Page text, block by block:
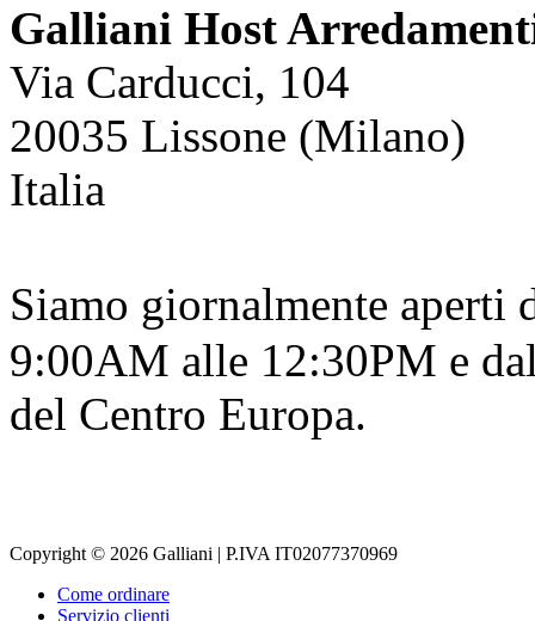
Galliani Host
Via Carducci, 104
20035 Lissone (Milano)
Italia
Siamo giornalmente
9:00AM alle 12:30PM e
del Centro Europa.
Copyright © 2026 Galliani | P.IVA IT02077370969
Come ordinare
Servizio clienti